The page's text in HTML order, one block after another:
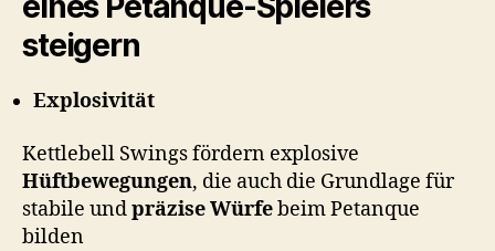
steigern
Explosivität
Kettlebell Swings fördern explosive
Hüftbewegungen, die auch die Grundlage für
stabile undpräzise Würfebeim Petanque
bilden